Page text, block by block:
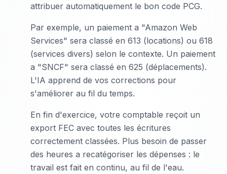
attribuer automatiquement le bon code PCG.
Par exemple, un paiement a "Amazon Web
Services" sera classé en 613 (locations) ou 618
(services divers) selon le contexte. Un paiement
a "SNCF" sera classé en 625 (déplacements).
L'IA apprend de vos corrections pour
s'améliorer au fil du temps.
En fin d'exercice, votre comptable reçoit un
export FEC avec toutes les écritures
correctement classées. Plus besoin de passer
des heures a recatégoriser les dépenses : le
travail est fait en continu, au fil de l'eau.